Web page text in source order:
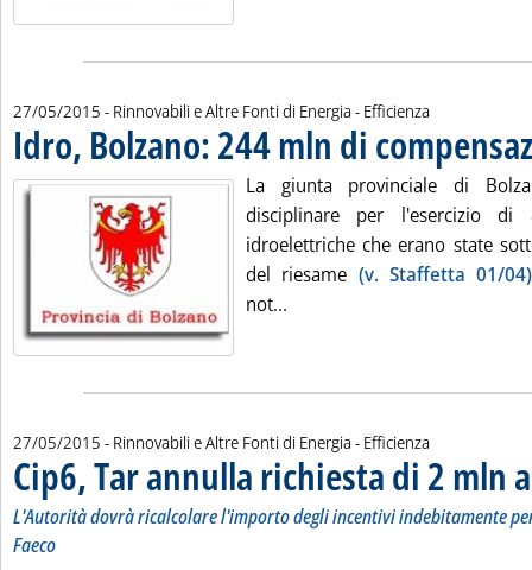
27/05/2015 - Rinnovabili e Altre Fonti di Energia - Efficienza
Idro, Bolzano: 244 mln di
La giunta provinciale di
disciplinare per l'esercizio
idroelettriche che erano state
del riesame (v. Staffetta 01/04)
not...
27/05/2015 - Rinnovabili e Altre Fonti di Energia - Efficienza
Cip6, Tar annulla richiesta di 2 mln
L'Autorità dovrà ricalcolare l'importo degli incentivi indebitamente
Faeco